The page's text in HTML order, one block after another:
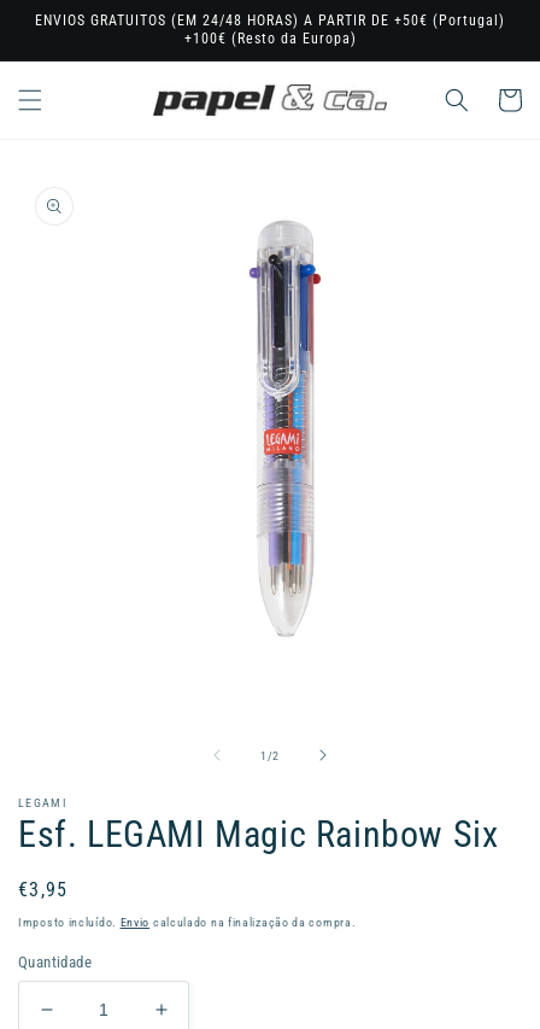
Saltar
para o
ENVIOS GRATUITOS (EM 24/48 HORAS) A PARTIR DE +50€ (Portugal)
+100€ (Resto da Europa)
Carrinho
a
informação
1 /de
2
LEGAMI
Esf. LEGAMI Magic Rainbow Six
Preço
normal
€3,95
Imposto incluído. Envio calculado na finalização da compra.
Quantidade
Diminuir
Aumentar